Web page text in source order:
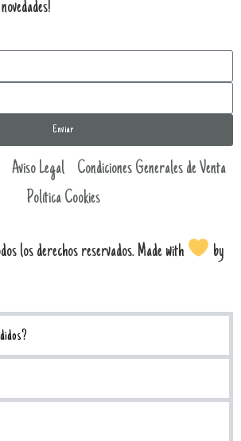
Enviar
Aviso Legal
Condiciones Generales de Venta
Política Cookies
los derechos reservados. Made with by